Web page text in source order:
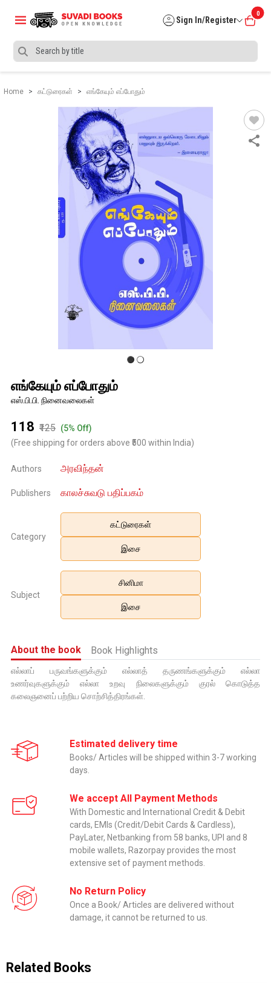
Sign In/Register
0
Home கட்டுரைகள் எங்கேயும் எப்போதும்
எங்கேயும் எப்போதும்
எஸ்.பி.பி. நினைவலைகள்
₹118 ₹125 (5% Off)
(Free shipping for orders above ₹500 within India)
Authors அரவிந்தன்
Publishers காலச்சுவடு பதிப்பகம்
Category
கட்டுரைகள்
இசை
Subject
சினிமா
இசை
About the book Book Highlights
எல்லாப் பருவங்களுக்கும் எல்லாத் தருணங்களுக்கும் எல்லா
உணர்வுகளுக்கும் எல்லா உறவு நிலைகளுக்கும் குரல் கொடுத்த
கலைஞனைப் பற்றிய சொற்சித்திரங்கள்.
Estimated delivery time
Books/ Articles will be shipped within 3-7 working
days.
We accept All Payment Methods
With Domestic and International Credit & Debit
cards, EMIs (Credit/Debit Cards & Cardless),
PayLater, Netbanking from 58 banks, UPI and 8
mobile wallets, Razorpay provides the most
extensive set of payment methods.
No Return Policy
Once a Book/ Articles are delivered without
damage, it cannot be returned to us.
Related Books